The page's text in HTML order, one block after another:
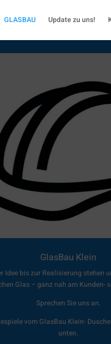
GLASBAU Update zu uns!
GlasBau Klein
Idee bis zur Realisierung stehen
Glas – ganz nah am Kunden-
Sprechen Sie uns an.
vom GlasBau Klein-
unten.